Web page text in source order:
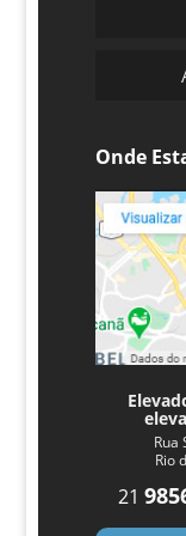
DE
INFORME
JÁ
PEÇAS
LEIA
SOBRE
LIVRE
Onde
Rua
Rio
21